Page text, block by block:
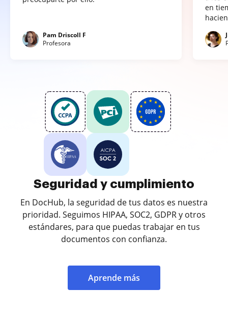
Pam Driscoll F
Profesora
en
Seguridad y cumplimiento
En DocHub, la seguridad de tus datos es nuestra
prioridad. Seguimos HIPAA, SOC2, GDPR y otros
estándares, para que puedas trabajar en tus
documentos con confianza.
Aprende más